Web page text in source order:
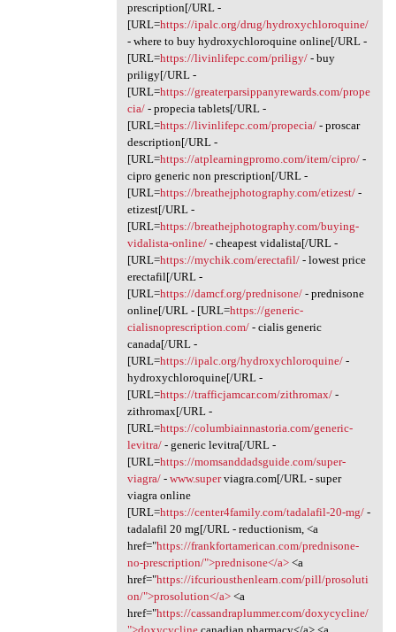
prescription[/URL -
[URL=https://ipalc.org/drug/hydroxychloroquine/
- where to buy hydroxychloroquine online[/URL -
[URL=https://livinlifepc.com/priligy/- buy
priligy[/URL -
[URL=https://greaterparsippanyrewards.com/prope
cia/- propecia tablets[/URL -
[URL=https://livinlifepc.com/propecia/- proscar
description[/URL -
[URL=https://atplearningpromo.com/item/cipro/-
cipro generic non prescription[/URL -
[URL=https://breathejphotography.com/etizest/-
etizest[/URL -
[URL=https://breathejphotography.com/buying-
vidalista-online/- cheapest vidalista[/URL -
[URL=https://mychik.com/erectafil/- lowest price
erectafil[/URL -
[URL=https://damcf.org/prednisone/- prednisone
online[/URL - [URL=https://generic-
cialisnoprescription.com/- cialis generic
canada[/URL -
[URL=https://ipalc.org/hydroxychloroquine/-
hydroxychloroquine[/URL -
[URL=https://trafficjamcar.com/zithromax/-
zithromax[/URL -
[URL=https://columbiainnastoria.com/generic-
levitra/- generic levitra[/URL -
[URL=https://momsanddadsguide.com/super-
viagra/- www.superviagra.com[/URL - super
viagra online
[URL=https://center4family.com/tadalafil-20-mg/-
tadalafil 20 mg[/URL - reductionism, <a
href="https://frankfortamerican.com/prednisone-
no-prescription/">prednisone</a><a
href="https://ifcuriousthenlearn.com/pill/prosoluti
on/">prosolution</a><a
href="https://cassandraplummer.com/doxycycline/